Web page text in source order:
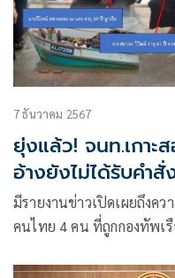
7 ธันวาคม 2567
ยุ่งแล้ว! จนท.เกา
อ้างยังไม่ได้รับคำ
มีรายงานข่าวเปิดเผยถึงค
คนไทย 4 คน ที่ถูกกองทัพเ